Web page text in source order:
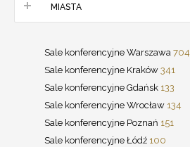
MIASTA
Sale konferencyjne Warszawa 704
Sale konferencyjne Kraków 341
Sale konferencyjne Gdańsk 133
Sale konferencyjne Wrocław 134
Sale konferencyjne Poznań 151
Sale konferencyjne Łódź 100